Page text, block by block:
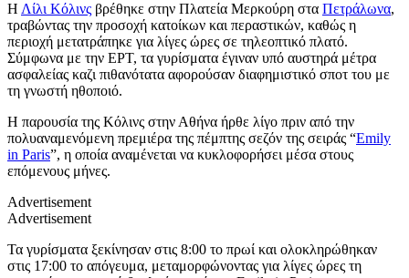
Η Λίλι Κόλινς βρέθηκε στην Πλατεία Μερκούρη στα Πετράλωνα,
τραβώντας την προσοχή κατοίκων και περαστικών, καθώς η
περιοχή μετατράπηκε για λίγες ώρες σε τηλεοπτικό πλατό.
Σύμφωνα με την ΕΡΤ, τα γυρίσματα έγιναν υπό αυστηρά μέτρα
ασφαλείας καζι πιθανότατα αφορούσαν διαφημιστικό σποτ του με
τη γνωστή ηθοποιό.
Η παρουσία της Κόλινς στην Αθήνα ήρθε λίγο πριν από την
πολυαναμενόμενη πρεμιέρα της πέμπτης σεζόν της σειράς “Emily
in Paris”, η οποία αναμένεται να κυκλοφορήσει μέσα στους
επόμενους μήνες.
Advertisement
Advertisement
Τα γυρίσματα ξεκίνησαν στις 8:00 το πρωί και ολοκληρώθηκαν
στις 17:00 το απόγευμα, μεταμορφώνοντας για λίγες ώρες τη